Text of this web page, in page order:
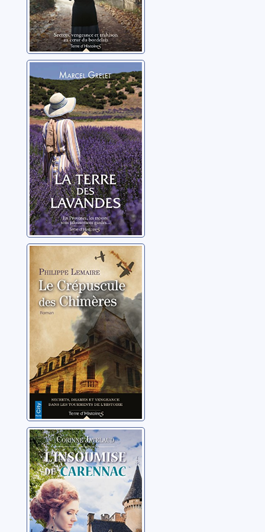
La terre des
lavandes
Grelet, Marcel
Le crépuscule
des chimères
Lemaire, Philippe
L'insoumise de
Carennac
Javelaud, Corinne